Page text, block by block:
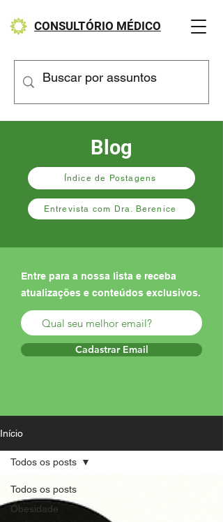
CONSULTÓRIO MÉDICO
Blog
Índice de Postagens
Entrevista com Dra. Berenice
Entre para a nossa lista e receba
atualizações e conteúdos exclusivos.
Cadastrar Email
Início
Todos os posts
Obesidade
Todos os posts